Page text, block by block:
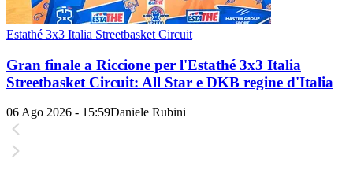
Estathé 3x3 Italia Streetbasket Circuit
Gran finale a Riccione per l'Estathé 3x3 Italia
Streetbasket Circuit: All Star e DKB regine d'Italia
06 Ago 2026 - 15:59Daniele Rubini